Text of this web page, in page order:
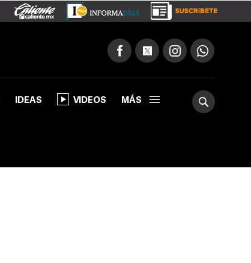
IDEAS VIDEOS MÁS